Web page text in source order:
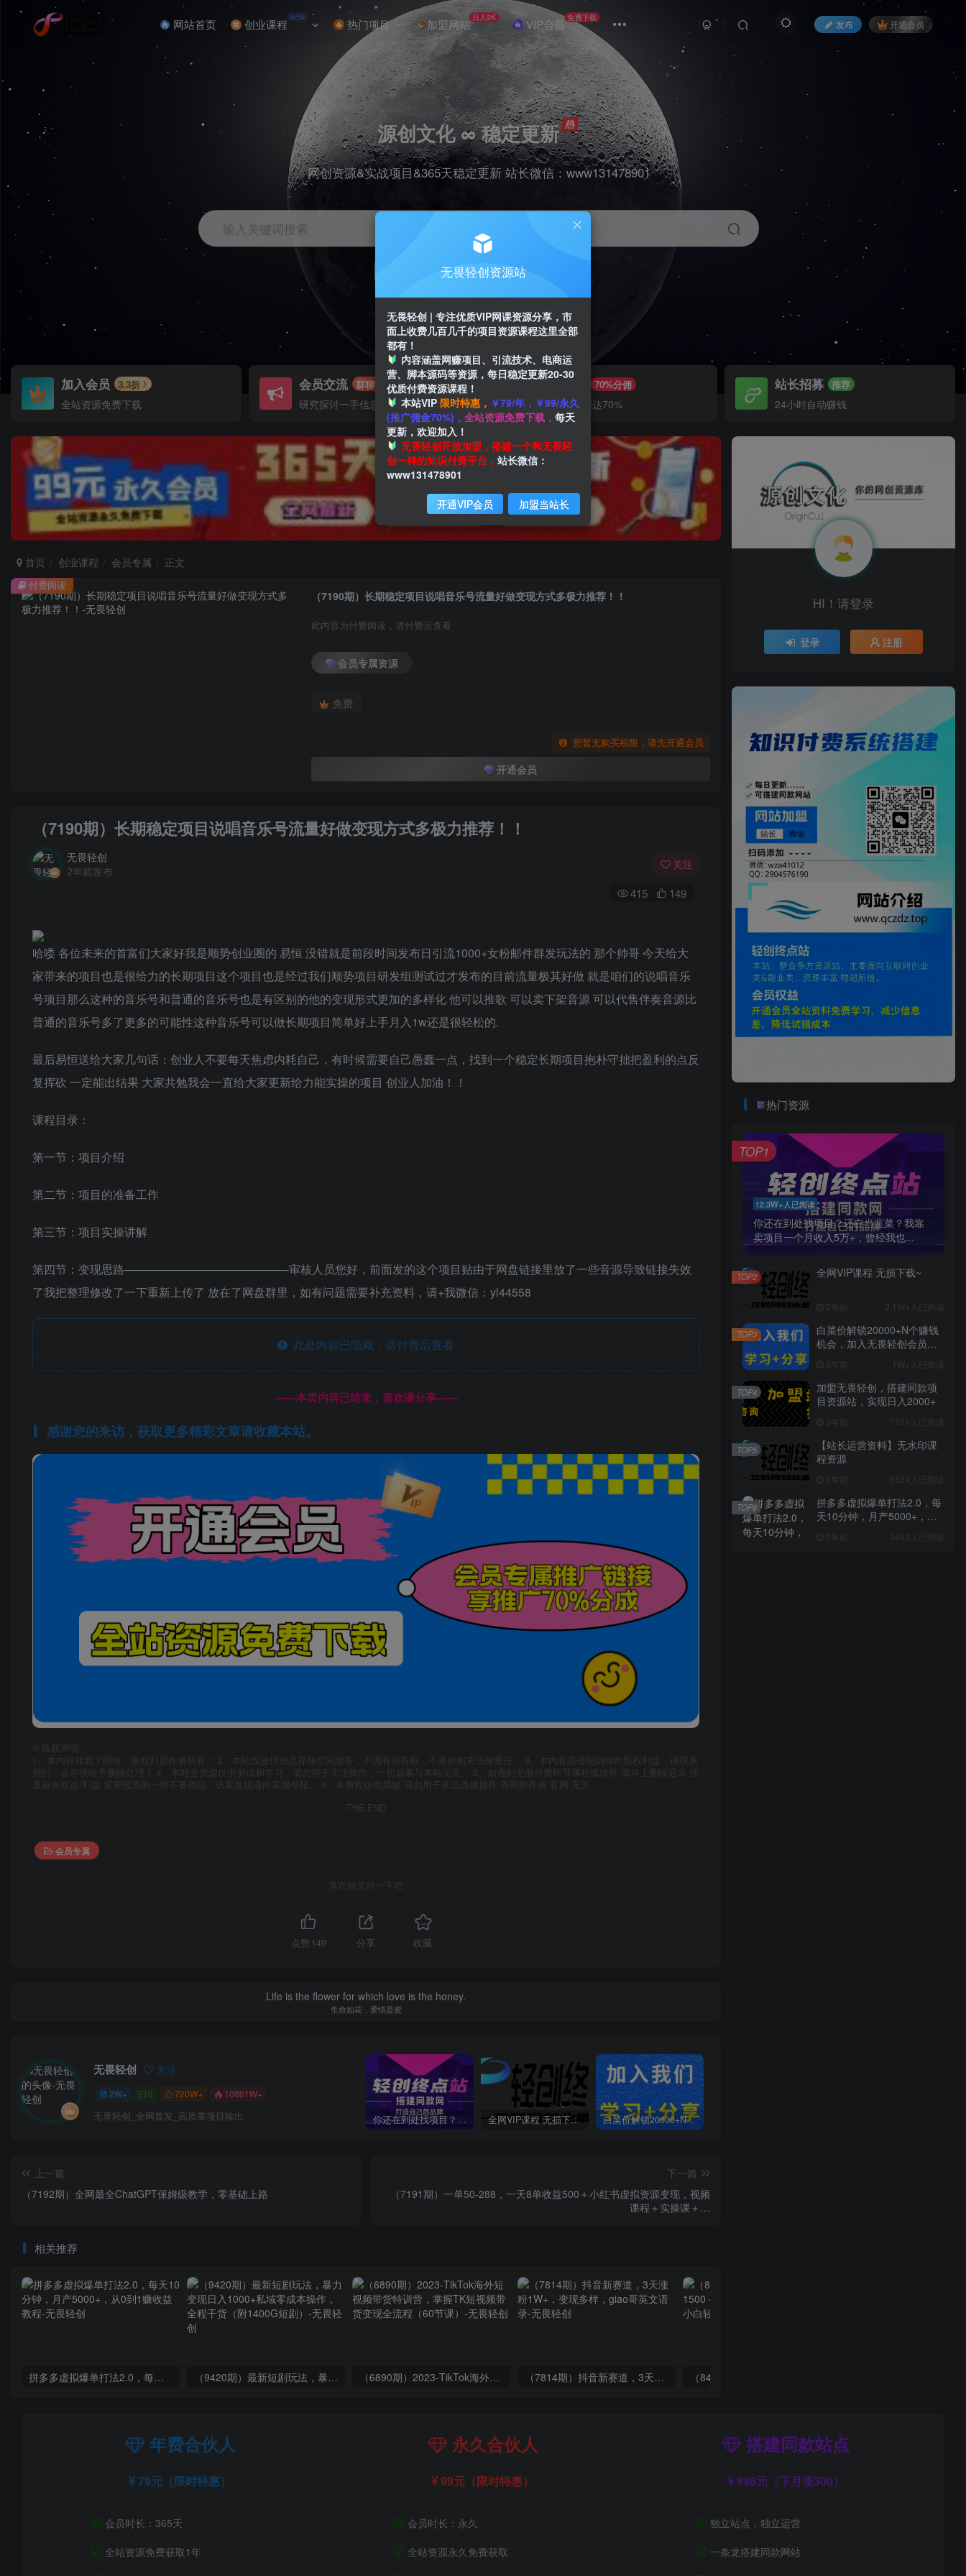
网站首页 创业课程 NEW 热门项目 加盟网站 日入2K VIP会员 免费下载
发布 开通会员
源创文化 ∞ 稳定更新
网创资源&实战项目&365天稳定更新 站长微信：www131478901
输入关键词搜索
引流 剪辑 短视频
加入会员 3.3折
全站资源免费下载
会员交流 群聊
研究探讨一手信息差
推广赚钱 70%分佣
推广返佣高达70%
站长招募 推荐
24小时自动赚钱
首页 创业课程 会员专属 正文
（7190期）长期稳定项目说唱音乐号流量好做变现方式多极力推荐！！
此内容为付费阅读，请付费后查看
会员专属资源
免费
您暂无购买权限，请先开通会员
开通会员
付费阅读
（7190期）长期稳定项目说唱音乐号流量好做变现方式多极力推荐！！
无畏轻创
2年前发布
关注
415 149
哈喽 各位未来的首富们大家好我是顺势创业圈的 易恒 没错就是前段时间发布日引流1000+女粉邮件群发玩法的 那个帅哥 今天给大
家带来的项目也是很给力的长期项目这个项目也是经过我们顺势项目研发组测试过才发布的目前流量极其好做 就是咱们的说唱音乐
号项目那么这种的音乐号和普通的音乐号也是有区别的他的变现形式更加的多样化 他可以推歌 可以卖下架音源 可以代售伴奏音源比
普通的音乐号多了更多的可能性这种音乐号可以做长期项目简单好上手月入1w还是很轻松的.
最后易恒送给大家几句话：创业人不要每天焦虑内耗自己，有时候需要自己愚蠢一点，找到一个稳定长期项目抱朴守拙把盈利的点反
复挥砍 一定能出结果 大家共勉我会一直给大家更新给力能实操的项目 创业人加油！！
课程目录：
第一节：项目介绍
第二节：项目的准备工作
第三节：项目实操讲解
第四节：变现思路——————————————-审核人员您好，前面发的这个项目贴由于网盘链接里放了一些音源导致链接失效
了我把整理修改了一下重新上传了 放在了网盘群里，如有问题需要补充资料，请+我微信：yl44558
此处内容已隐藏，请付费后查看
------本页内容已结束，喜欢请分享------
感谢您的来访，获取更多精彩文章请收藏本站。
版权声明
1、本内容转载于网络，版权归原作者所有！ 2、本站仅提供信息存储空间服务，不拥有所有权，不承担相关法律责任。 3、本内容若侵犯到你的版权利益，请联系
我们，会尽快给予删除处理！ 4、本站全资源仅供测试和学习，请勿用于非法操作，一切后果与本站无关。 5、如遇到充值付费环节课程或软件 请马上删除退出 涉
及自身权益/利益 需要投资的一律不要相信，访客发现请向客服举报。 6、本教程仅供揭秘 请勿用于非法违规操作 否则和作者 官网 无关
THE END
会员专属
喜欢就支持一下吧
点赞 149 分享 收藏
Life is the flower for which love is the honey.
生命如花，爱情是蜜
无畏轻创 关注
2W+ 0 720W+ 10861W+
无畏轻创_全网首发_高质量项目输出 你还在到处找项目？还在当韭菜？我靠卖项目一个月收入5万+，曾经我也是个失败者。 全网VIP课程 无损下载~ 白菜价解锁20000+N个赚钱机会，加入无畏轻创会员，全站资源免费学习。
上一篇
（7192期）全网最全ChatGPT保姆级教学，零基础上路
下一篇
（7191期）一单50-288，一天8单收益500＋小红书虚拟资源变现，视频
课程＋实操课＋…
相关推荐
拼多多虚拟爆单打法2.0，每天10分钟，月产5000+，从0到1赚收益教程 （9420期）最新短剧玩法，暴力变现日入1000+私域零成本操作，全程干货（附1400G短剧） （6890期）2023-TikTok海外短视频带货特训营，掌握TK短视频带货变现全流程（60节课） （7814期）抖音新赛道，3天涨粉1W+，变现多样，giao哥英文语录
HI！请登录
登录 注册
热门资源
12.3W+人已阅读
你还在到处找项目？还在当韭菜？我靠
卖项目一个月收入5万+，曾经我也...
TOP1
全网VIP课程 无损下载~
2年前 2.1W+人已阅读
TOP2
白菜价解锁20000+N个赚钱
机会，加入无畏轻创会员，
3年前 1W+人已阅读
TOP3
加盟无畏轻创，搭建同款项
目资源站，实现日入2000+
3年前 7151人已阅读
TOP4
【站长运营资料】无水印课
程资源
3年前 6684人已阅读
TOP5
拼多多虚拟爆单打法2.0，每
天10分钟，月产5000+，从0
2年前 3403人已阅读
TOP6
年费合伙人
79元（限时特惠）
☑ 会员时长：365天
☑ 全站资源免费获取1年
永久合伙人
99元（限时特惠）
☑ 会员时长：永久
☑ 全站资源永久免费获取
搭建同款站点
998元（下月涨300）
☑ 独立站点，独立运营
☑ 一条龙搭建同款网站
无畏轻创资源站
无畏轻创 | 专注优质VIP网课资源分享，市
面上收费几百几千的项目资源课程这里全部
都有！
内容涵盖网赚项目、引流技术、电商运
营、脚本源码等资源，每日稳定更新20-30
优质付费资源课程！
本站VIP 限时特惠， ￥79/年，￥99/永久
(推广佣金70%)， 全站资源免费下载， 每天
更新，欢迎加入！
无畏轻创开放加盟，搭建一个和无畏轻
创一样的知识付费平台， 站长微信：
www131478901
开通VIP会员 加盟当站长